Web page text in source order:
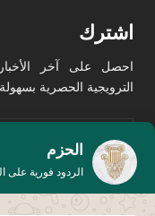
الحزم
الردود فورية على
اشترك
احصل على آخر
الترويجية الحصرية